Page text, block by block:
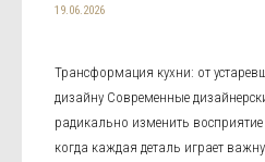
19.06.2026
Трансформация кухни: от
дизайну Современные
радикально изменить
когда каждая деталь играет